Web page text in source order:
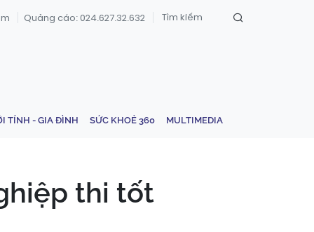
Quảng cáo: 024.627.32.632
TÍNH - GIA ĐÌNH SỨC KHOẺ 360 MULTIMEDIA
thi tốt